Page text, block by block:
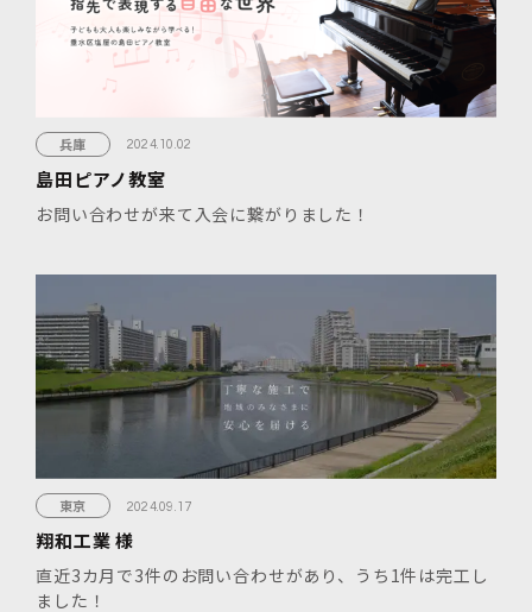
兵庫 2024.10.02
島田ピアノ教室
お問い合わせが来て入会に繋がりました！
東京 2024.09.17
翔和工業 様
直近3カ月で3件のお問い合わせがあり、うち1件は完工し
ました！